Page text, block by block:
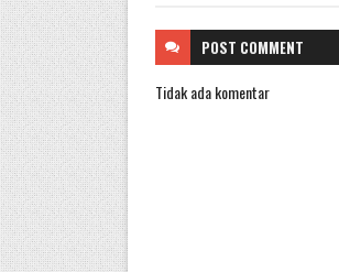
POST COMMENT
Tidak ada komentar